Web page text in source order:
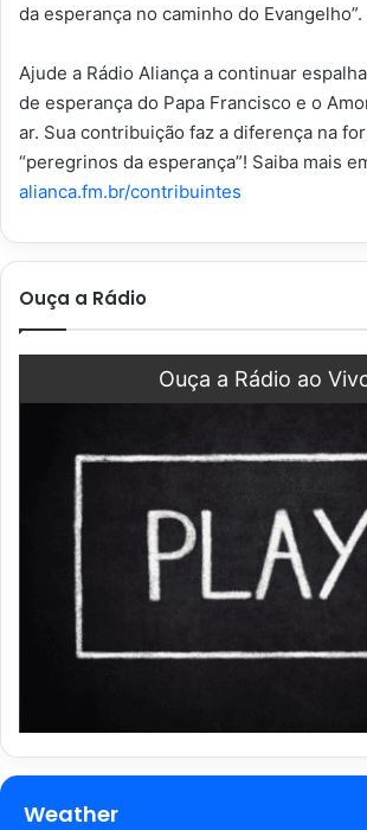
da esperança no caminho do Evangelho”.
Ajude a Rádio Aliança a continuar
de esperança do Papa Francisco e o
ar. Sua contribuição faz a diferença na
“peregrinos da esperança”! Saiba mais
alianca.fm.br/contribuintes
Ouça a Rádio
Ouça a Rádio ao
Weather